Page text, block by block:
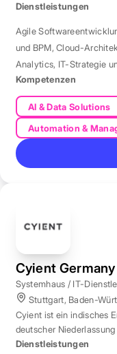
Dienstleistungen
Agile
und BPM,Cloud-
Analytics, IT-Strategie
Kompetenzen
AI & Data Solutions
Automation &
Cyient Germany
Systemhaus / IT-
Stuttgart, Baden-
Cyient ist ein indisches
deutscher
Automotive.
Dienstleistungen